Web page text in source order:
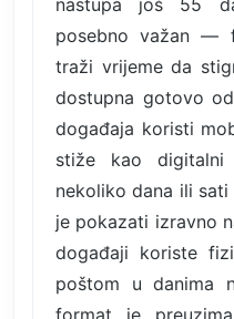
posebno važan —
traži vrijeme da
dostupna gotovo
događaja koristi
stiže kao
nekoliko dana ili
je pokazati izravno
događaji koriste
poštom u danima
format je